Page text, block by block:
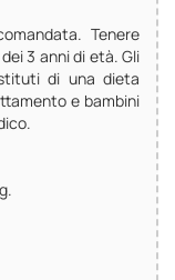
Tenere
3 anni di età. Gli
di una dieta
e bambini